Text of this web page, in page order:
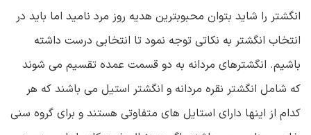
انگشتر را شاید بتوان محبوبترین هدیه روز مرد نامید اما باید در
انتخاب انگشتر به نکاتی توجه نمود تا انتخابی درست داشته
باشیم. انگشترهای مردانه به دو قسمت عمده تقسیم می شوند
که شامل انگشتر نقره مردانه و انگشتر استیل می باشند که هر
کدام از اینها دارای استایل های متفاوتی هستند و برای گروه سنی